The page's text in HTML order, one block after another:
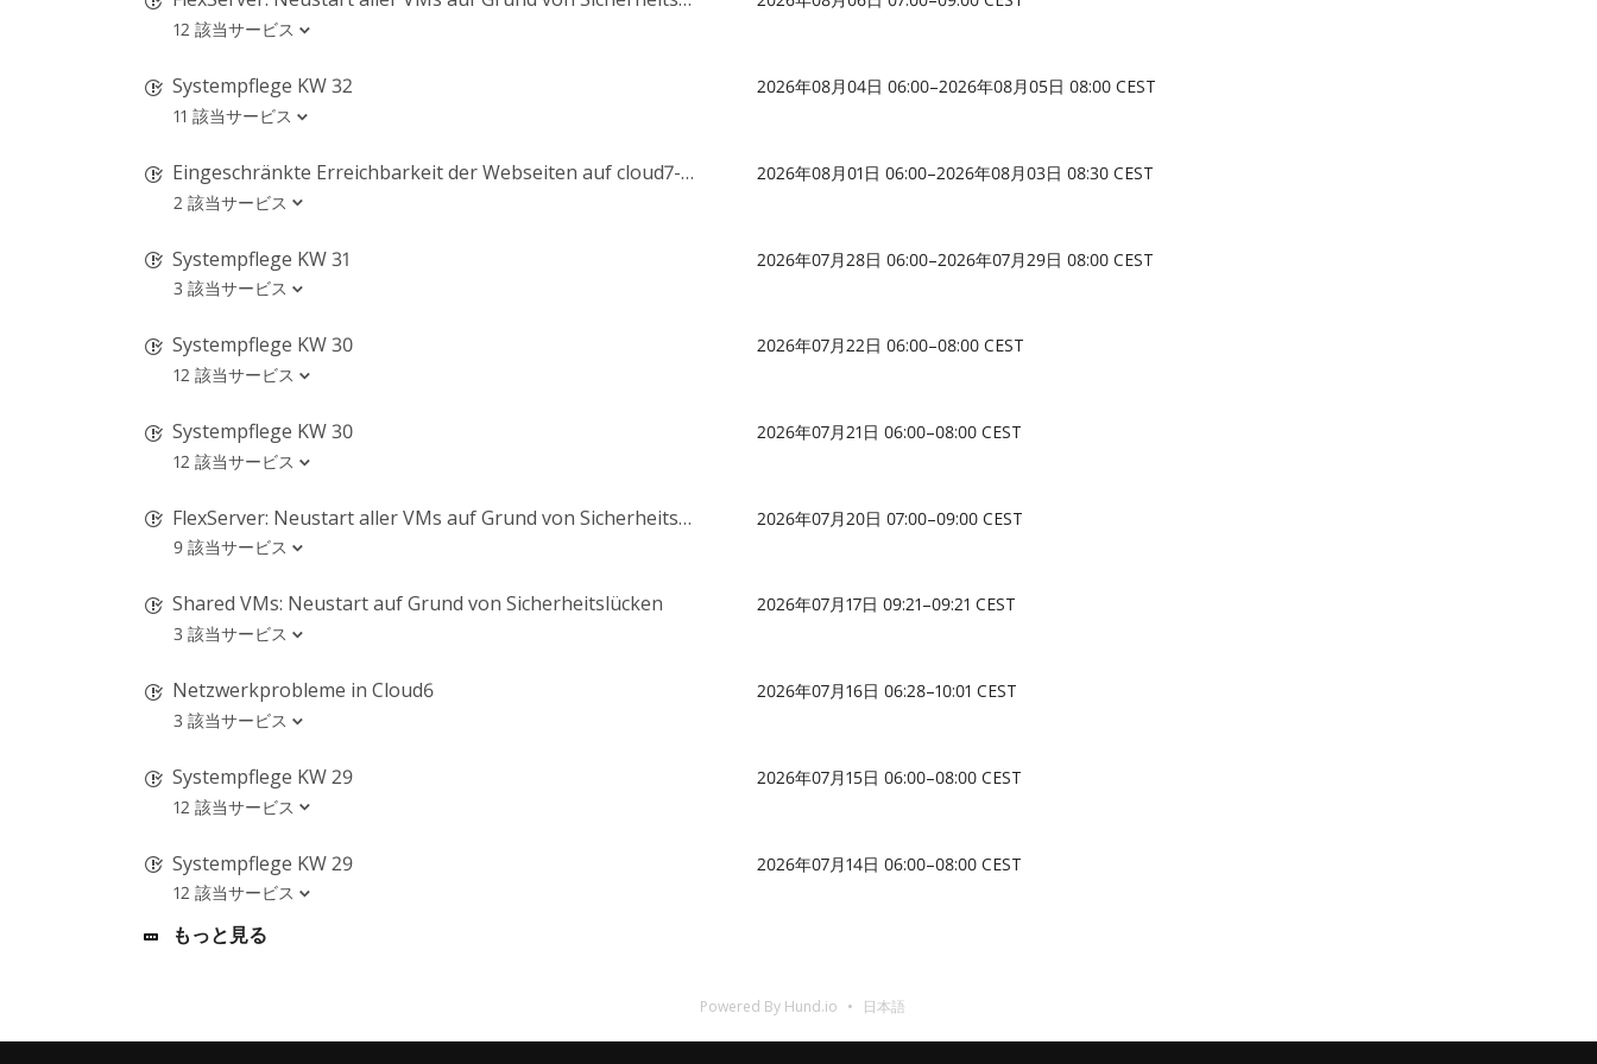
12 該当サービス
Systempflege KW 32
2026年08月04日 06:00–2026年08月05日 08:00 CEST
11 該当サービス
Eingeschränkte Erreichbarkeit der Webseiten auf cloud7-vm132
2026年08月01日 06:00–2026年08月03日 08:30 CEST
2 該当サービス
Systempflege KW 31
2026年07月28日 06:00–2026年07月29日 08:00 CEST
3 該当サービス
Systempflege KW 30
2026年07月22日 06:00–08:00 CEST
12 該当サービス
Systempflege KW 30
2026年07月21日 06:00–08:00 CEST
12 該当サービス
FlexServer: Neustart aller VMs auf Grund von Sicherheitslücken
2026年07月20日 07:00–09:00 CEST
9 該当サービス
Shared VMs: Neustart auf Grund von Sicherheitslücken
2026年07月17日 09:21–09:21 CEST
3 該当サービス
Netzwerkprobleme in Cloud6
2026年07月16日 06:28–10:01 CEST
3 該当サービス
Systempflege KW 29
2026年07月15日 06:00–08:00 CEST
12 該当サービス
Systempflege KW 29
2026年07月14日 06:00–08:00 CEST
12 該当サービス
もっと見る
Powered By Hund.io 日本語